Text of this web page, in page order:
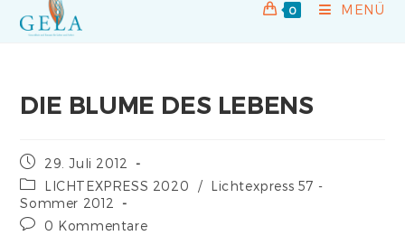
0 MENÜ
DIE BLUME DES LEBENS
29. Juli 2012
LICHTEXPRESS 2020
/
Lichtexpress 57 -
Sommer 2012
0 Kommentare